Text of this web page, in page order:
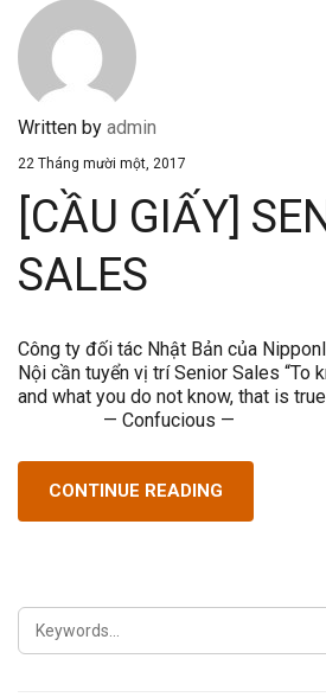
Written by admin
22 Tháng mười một, 2017
[CẦU GIẤY]
SALES
Công ty đối tác Nhật Bản của
Nội cần tuyển vị trí Senior Sales “To
and what you do not know, that
— Confucious —
CONTINUE READING
SEARCH
FOR: